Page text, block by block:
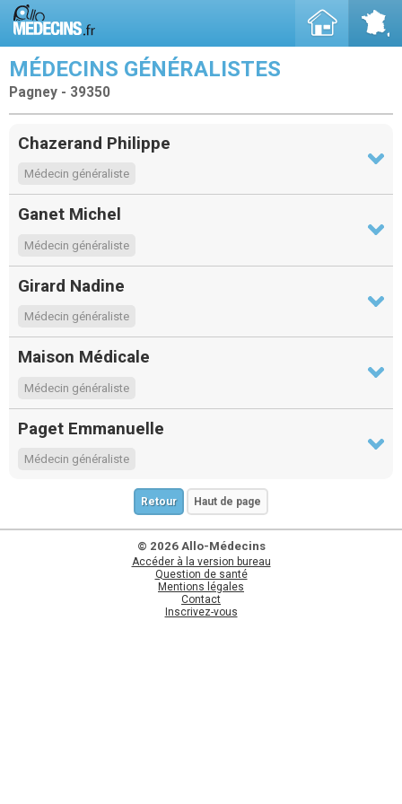
MÉDECINS GÉNÉRALISTES
Pagney - 39350
Chazerand Philippe
Médecin généraliste
Ganet Michel
Médecin généraliste
Girard Nadine
Médecin généraliste
Maison Médicale
Médecin généraliste
Paget Emmanuelle
Médecin généraliste
Retour Haut de page
© 2026 Allo-Médecins
Accéder à la version bureau
Question de santé
Mentions légales
Contact
Inscrivez-vous